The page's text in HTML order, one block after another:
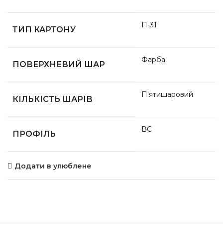
ТИП КАРТОНУ П-31
ПОВЕРХНЕВИЙ ШАР Фарба
КІЛЬКІСТЬ ШАРІВ П'ятишаровий
ПРОФІЛЬ ВС
Додати в улюблене